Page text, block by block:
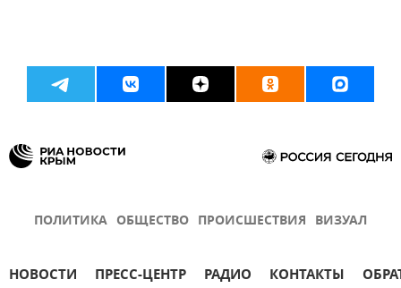
ПОЛИТИКА ОБЩЕСТВО ПРОИСШЕСТВИЯ ВИЗУАЛ
НОВОСТИ ПРЕСС-ЦЕНТР РАДИО КОНТАКТЫ